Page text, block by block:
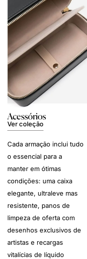
Acessórios
Ver coleção
Cada armação inclui tudo
o essencial para a
manter em ótimas
condições: uma caixa
elegante, ultraleve mas
resistente, panos de
limpeza de oferta com
desenhos exclusivos de
artistas e recargas
vitalícias de líquido